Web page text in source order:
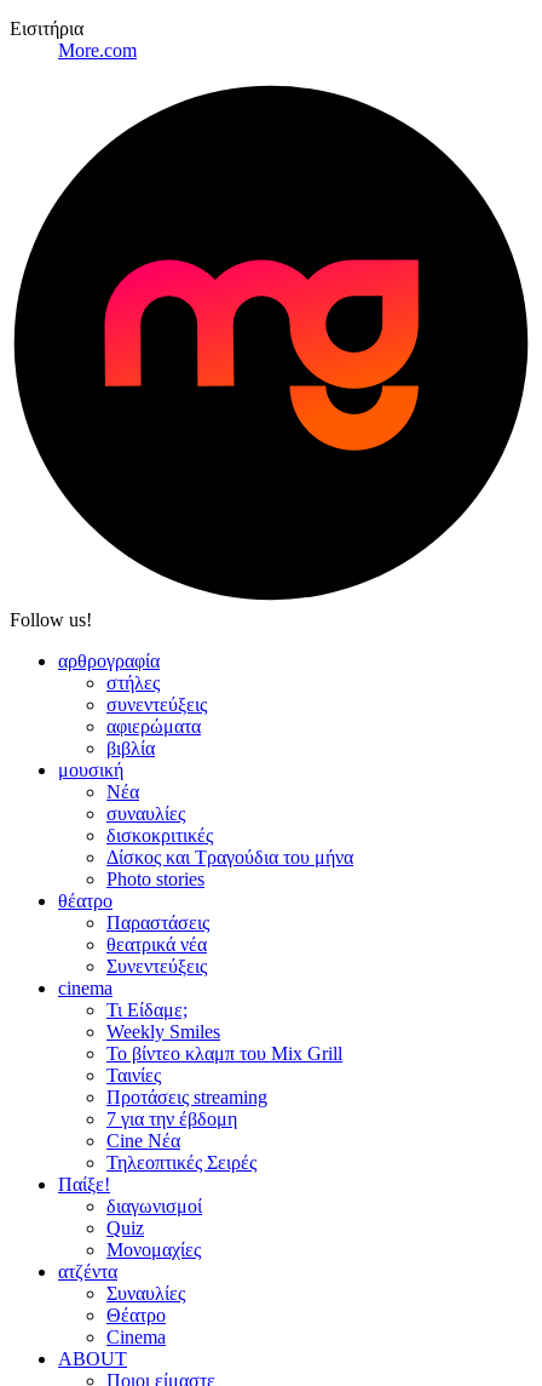
Εισιτήρια
More.com
Follow us!
αρθρογραφία
στήλες
συνεντεύξεις
αφιερώματα
βιβλία
μουσική
Νέα
συναυλίες
δισκοκριτικές
Δίσκος και Τραγούδια του μήνα
Photo stories
θέατρο
Παραστάσεις
θεατρικά νέα
Συνεντεύξεις
cinema
Τι Είδαμε;
Weekly Smiles
Το βίντεο κλαμπ του Mix Grill
Ταινίες
Προτάσεις streaming
7 για την έβδομη
Cine Νέα
Τηλεοπτικές Σειρές
Παίξε!
διαγωνισμοί
Quiz
Μονομαχίες
ατζέντα
Συναυλίες
Θέατρο
Cinema
ABOUT
Ποιοι είμαστε